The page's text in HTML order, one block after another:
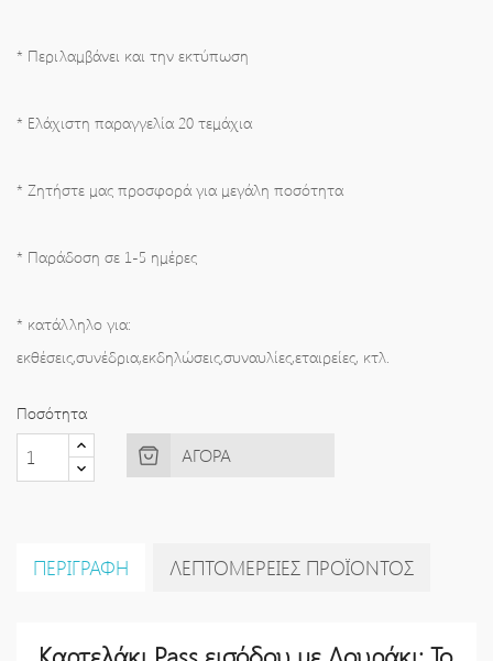
* Περιλαμβάνει και την εκτύπωση
* Ελάχιστη παραγγελία 20 τεμάχια
* Ζητήστε μας προσφορά για μεγάλη ποσότητα
* Παράδοση σε 1-5 ημέρες
* κατάλληλο για:
εκθέσεις,συνέδρια,εκδηλώσεις,συναυλίες,εταιρείες, κτλ.
Ποσότητα
ΑΓΟΡΆ
ΠΕΡΙΓΡΑΦΉ ΛΕΠΤΟΜΈΡΕΙΕΣ ΠΡΟΪΌΝΤΟΣ